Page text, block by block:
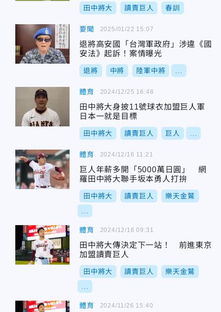
田中將大 讀賣巨人 春訓
要聞
退將高安國「台灣軍政府」涉違《國
安法》起訴！案情曝光
退將 中將 陸軍中將
2025/01/22 15:07
體育
田中將大身披11號球衣加盟巨人軍
日本一就是目標
田中將大 讀賣巨人 巨人
2024/12/25 16:48
體育
巨人年薪多開「5000萬日圓」 網
羅田中將大聯手坂本勇人打拚
田中將大 讀賣巨人 樂天金鷲
2024/12/16 11:21
體育
田中將大傳決定下一站！ 前進東京
加盟讀賣巨人
田中將大 讀賣巨人 樂天金鷲
2024/12/16 09:31
體育 2024/11/26 15:40